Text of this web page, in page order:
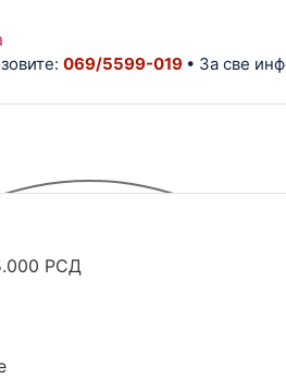
069/5599-019• За све
РСД